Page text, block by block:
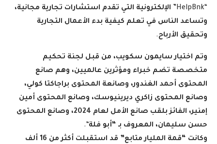
“HelpBnk”
الإلكترونية التي تقدم استشارات تجارية مجانية،
وتساعد الناس في تعلم كيفية بدء الأعمال التجارية
وتحقيق الأرباح.
وتم اختيار سايمون سكويب، من قبل لجنة تحكيم
متخصصة تضم خبراء ومؤثرين عالميين، وهم صانع
المحتوى أحمد الغندور، وصانعة المحتوى براجاكتا كولي،
وصانع المحتوى زاكري ديرينيوسك، وصانع المحتوى أمين
إمنير، الفائز بلقب صانع الأمل لعام 2024، وصانع المحتوى
حسن سليمان، المعروف بـ “أبو فلة“.
وكانت “قمة المليار متابع” قد استقبلت أكثر من 16 ألف